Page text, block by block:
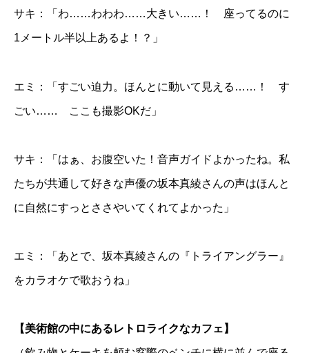
サキ：「わ……わわわ……大きい……！ 座ってるのに
1メートル半以上あるよ！？」
エミ：「すごい迫力。ほんとに動いて見える……！ す
ごい…… ここも撮影OKだ」
サキ：「はぁ、お腹空いた！音声ガイドよかったね。私
たちが共通して好きな声優の坂本真綾さんの声はほんと
に自然にすっとささやいてくれてよかった」
エミ：「あとで、坂本真綾さんの『トライアングラー』
をカラオケで歌おうね」
【美術館の中にあるレトロライクなカフェ】